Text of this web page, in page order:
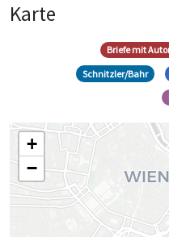
Karte
Briefe mit
Schnitzler/Bahr
+
−